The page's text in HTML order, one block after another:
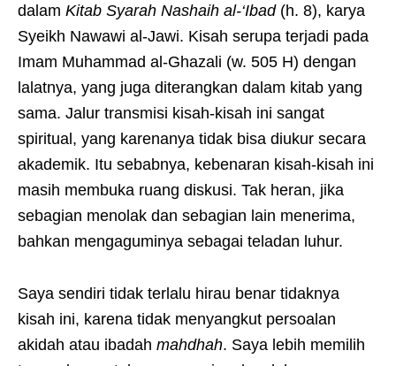
dalam Kitab Syarah Nashaih al-‘Ibad (h. 8), karya
Syeikh Nawawi al-Jawi. Kisah serupa terjadi pada
Imam Muhammad al-Ghazali (w. 505 H) dengan
lalatnya, yang juga diterangkan dalam kitab yang
sama. Jalur transmisi kisah-kisah ini sangat
spiritual, yang karenanya tidak bisa diukur secara
akademik. Itu sebabnya, kebenaran kisah-kisah ini
masih membuka ruang diskusi. Tak heran, jika
sebagian menolak dan sebagian lain menerima,
bahkan mengaguminya sebagai teladan luhur.
Saya sendiri tidak terlalu hirau benar tidaknya
kisah ini, karena tidak menyangkut persoalan
akidah atau ibadah mahdhah. Saya lebih memilih